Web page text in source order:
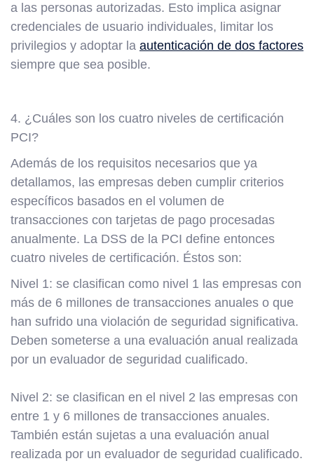
a las personas autorizadas. Esto implica asignar
credenciales de usuario individuales, limitar los
privilegios y adoptar la autenticación de dos factores
siempre que sea posible.
4. ¿Cuáles son los cuatro niveles de certificación
PCI?
Además de los requisitos necesarios que ya
detallamos, las empresas deben cumplir criterios
específicos basados en el volumen de
transacciones con tarjetas de pago procesadas
anualmente. La DSS de la PCI define entonces
cuatro niveles de certificación. Éstos son:
Nivel 1: se clasifican como nivel 1 las empresas con
más de 6 millones de transacciones anuales o que
han sufrido una violación de seguridad significativa.
Deben someterse a una evaluación anual realizada
por un evaluador de seguridad cualificado.
Nivel 2: se clasifican en el nivel 2 las empresas con
entre 1 y 6 millones de transacciones anuales.
También están sujetas a una evaluación anual
realizada por un evaluador de seguridad cualificado.